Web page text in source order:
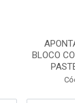
BLOCO